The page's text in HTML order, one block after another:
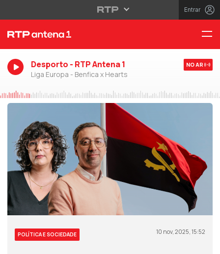
Entrar
Desporto - RTP Antena 1
Liga Europa - Benfica x Hearts
NO AR
POLÍTICA E SOCIEDADE 10 nov, 2025, 15:52